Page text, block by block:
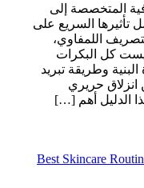
المتخصصة إلى
تأثيرها السريع على
اللمفاوي،
كل البكرات
وطريقة تبريد
انزلاق حريري
الدليل أهم […]